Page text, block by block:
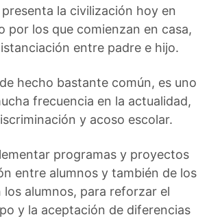
la civilización hoy en
por los que comienzan en casa,
entre padre e hijo.
hecho bastante común, es uno
frecuencia en la actualidad,
y acoso escolar.
programas y proyectos
entre alumnos y también de los
alumnos, para reforzar el
y la aceptación de diferencias